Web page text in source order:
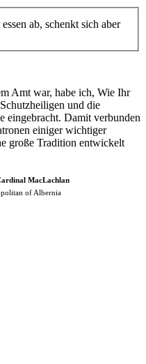
ab, schenkt sich aber
Amt war, habe ich, Wie Ihr
und die
eingebracht. Damit verbunden
einiger wichtiger
große Tradition entwickelt
MacLachlan
of Albernia